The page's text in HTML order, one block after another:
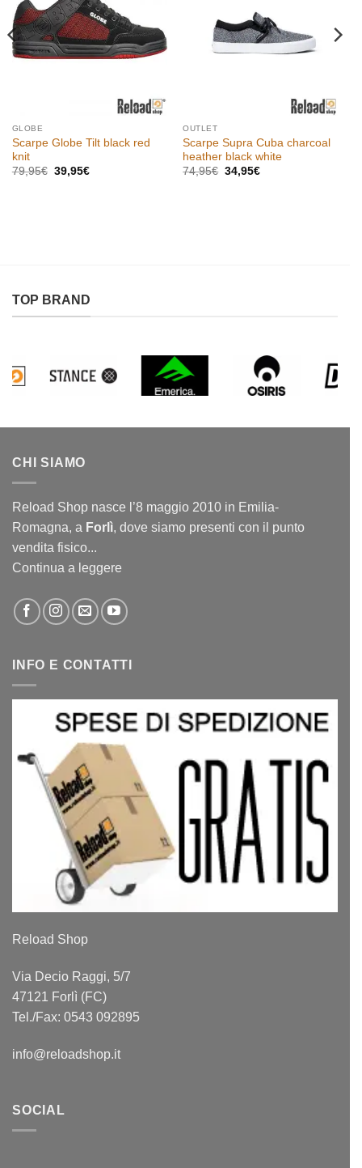
GLOBE
Scarpe Globe Tilt black red
knit
79,95€ Il
39,95€Il
OUTLET
Scarpe Supra Cuba charcoal
heather black white
74,95€ Il
34,95€Il
TOP BRAND
CHI SIAMO
Reload Shop nasce l’8 maggio 2010 in Emilia-
Romagna, a Forlì, dove siamo presenti con il punto
vendita fisico...
Continua a leggere
INFO E CONTATTI
Reload Shop
Via Decio Raggi, 5/7
47121 Forlì (FC)
Tel./Fax: 0543 092895
info@reloadshop.it
SOCIAL